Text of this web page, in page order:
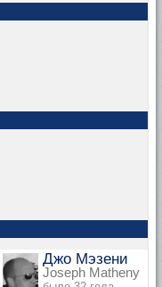
Джо Мэзени
Joseph Matheny